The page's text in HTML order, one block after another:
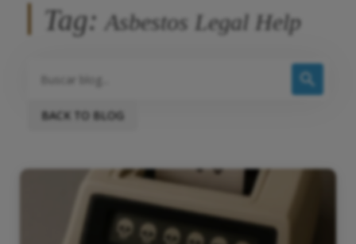
Tag: Asbestos Legal Help
BACK TO BLOG